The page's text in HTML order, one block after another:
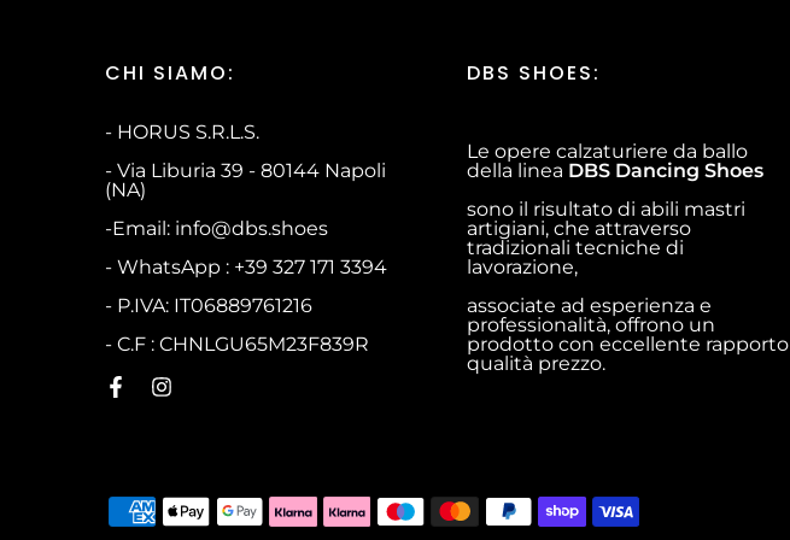
CHI SIAMO:
- HORUS S.R.L.S.
- Via Liburia 39 - 80144 Napoli
(NA)
-Email: info@dbs.shoes
- WhatsApp : +39 327 171 3394
- P.IVA: IT06889761216
- C.F : CHNLGU65M23F839R
DBS SHOES:
Le opere calzaturiere da ballo
della linea DBS Dancing Shoes
sono il risultato di abili mastri
artigiani, che attraverso
tradizionali tecniche di
lavorazione,
associate ad esperienza e
professionalità, offrono un
prodotto con eccellente rapporto
qualità prezzo.